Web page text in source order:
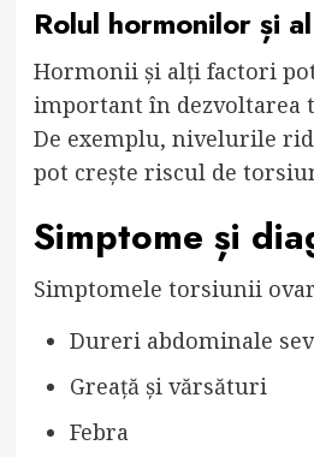
Rolul hormonilor și
Hormonii și alți factori
important în dezvoltarea
De exemplu, nivelurile
pot crește riscul de
Simptome și
Simptomele torsiunii
Dureri abdominale
Greață și vărsături
Febra